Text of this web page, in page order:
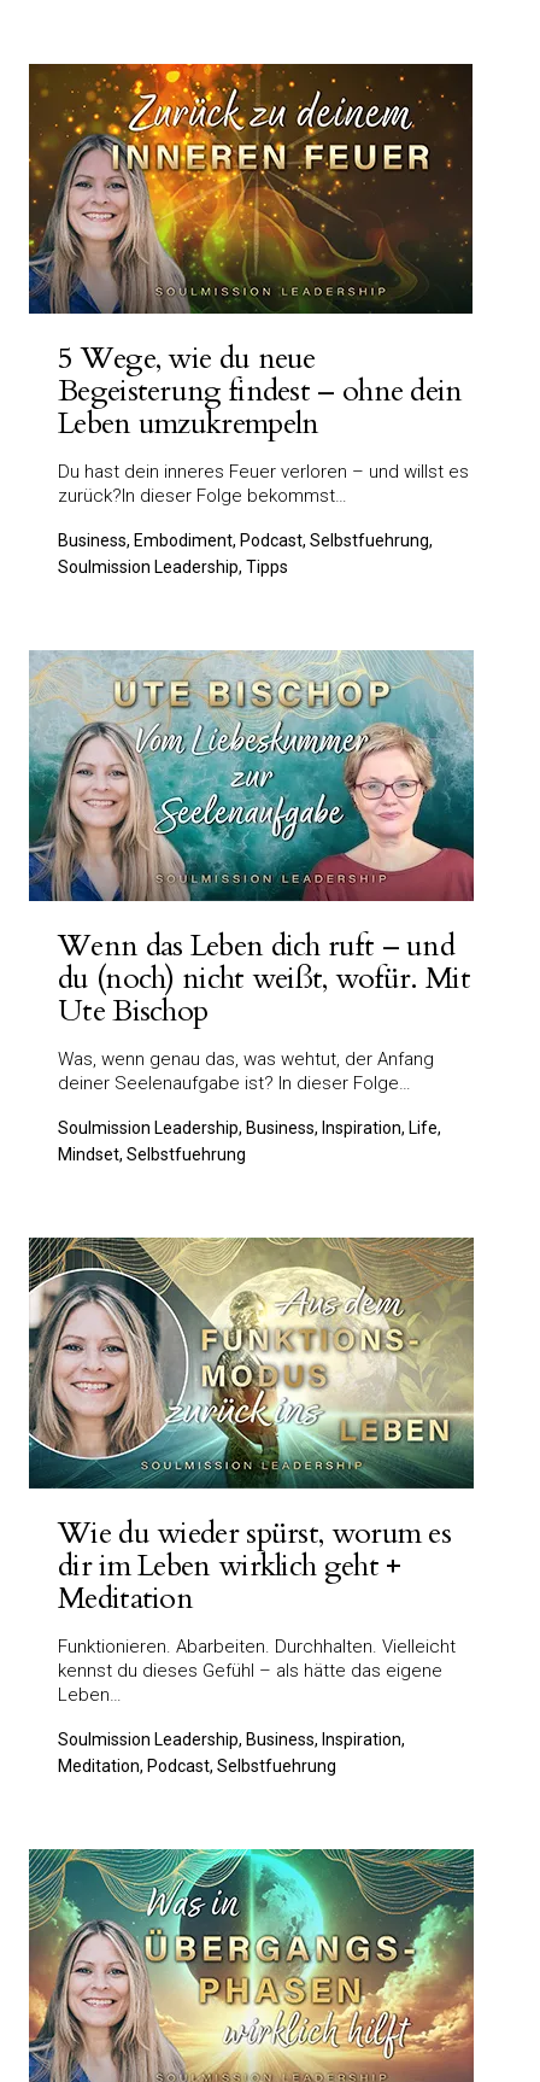
5 Wege, wie du neue
Begeisterung findest – ohne dein
Leben umzukrempeln
Du hast dein inneres Feuer verloren – und willst es
zurück?In dieser Folge bekommst…
Business, Embodiment, Podcast, Selbstfuehrung,
Soulmission Leadership, Tipps
Wenn das Leben dich ruft – und
du (noch) nicht weißt, wofür. Mit
Ute Bischop
Was, wenn genau das, was wehtut, der Anfang
deiner Seelenaufgabe ist? In dieser Folge…
Soulmission Leadership, Business, Inspiration, Life,
Mindset, Selbstfuehrung
Wie du wieder spürst, worum es
dir im Leben wirklich geht +
Meditation
Funktionieren. Abarbeiten. Durchhalten. Vielleicht
kennst du dieses Gefühl – als hätte das eigene
Leben…
Soulmission Leadership, Business, Inspiration,
Meditation, Podcast, Selbstfuehrung